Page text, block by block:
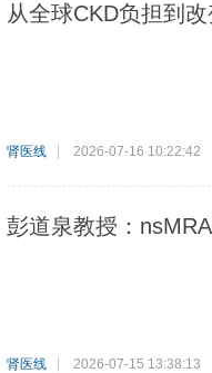
从全球CKD负担到
肾医线 2026-07-16 10:22:42
彭道泉教授：
肾医线 2026-07-15 13:38:13